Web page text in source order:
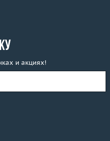
и акциях!